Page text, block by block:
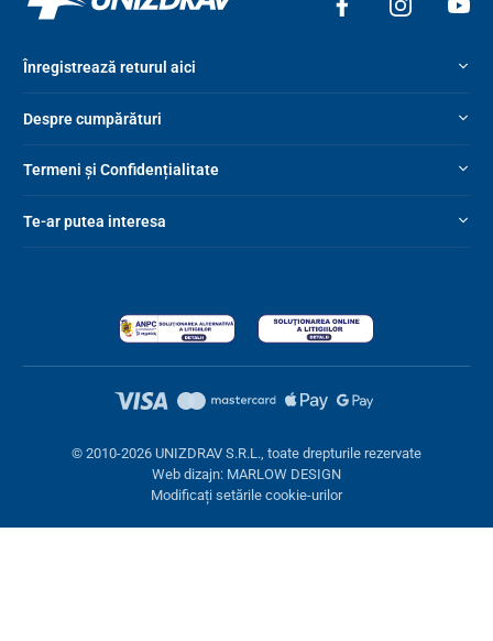
Înregistrează returul aici
Despre cumpărături
Termeni și Confidențialitate
Te-ar putea interesa
© 2010-2026 UNIZDRAV S.R.L., toate drepturile rezervate
Web dizajn: MARLOW DESIGN
Modificați setările cookie-urilor